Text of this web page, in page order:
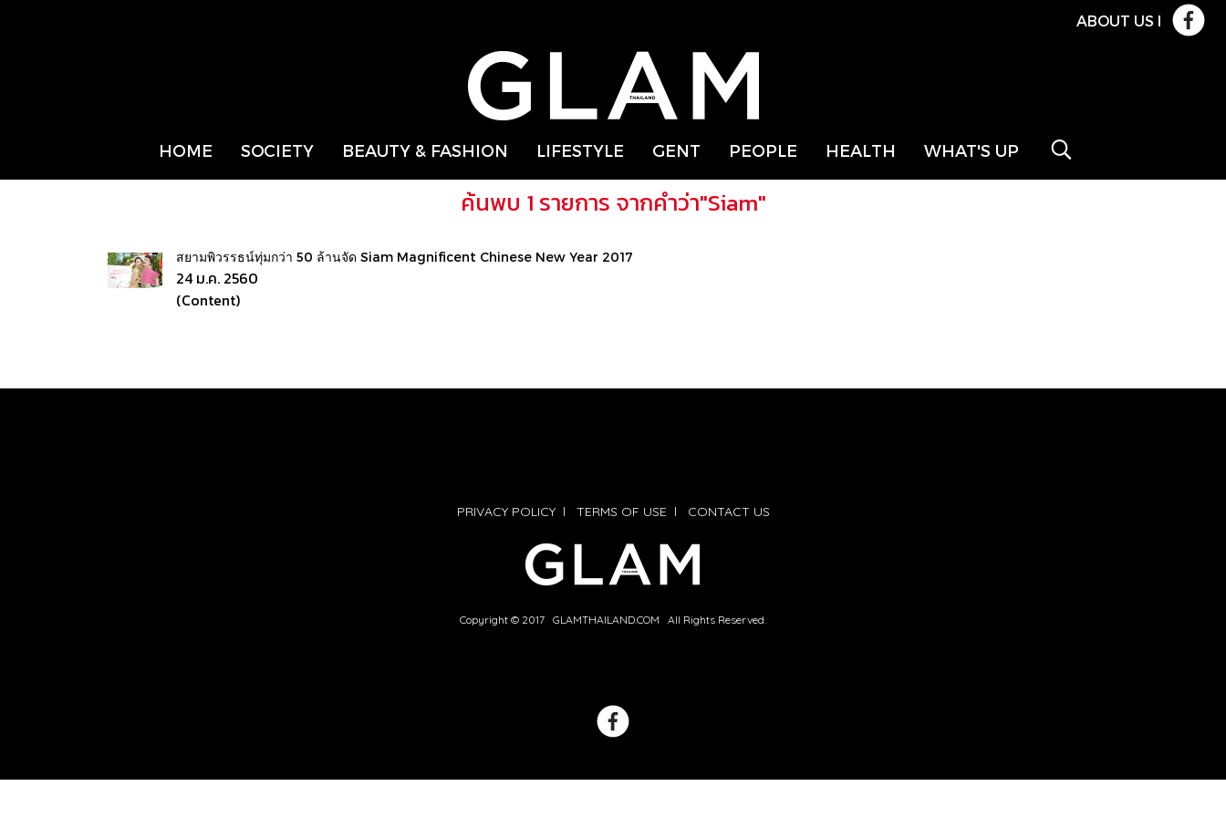
ABOUT US l
HOME SOCIETY BEAUTY & FASHION LIFESTYLE GENT PEOPLE HEALTH WHAT'S UP
ค้นพบ 1 รายการ จากคำว่า"Siam"
สยามพิวรรธน์ทุ่มกว่า 50 ล้านจัด Siam Magnificent Chinese New Year 2017
24 ม.ค. 2560
(Content)
PRIVACY POLICYl TERMS OF USE l CONTACT US
Copyright © 2017 GLAMTHAILAND.COM All Rights Reserved.